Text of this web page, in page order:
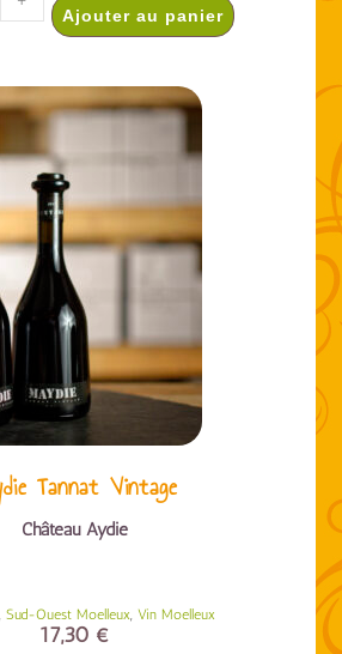
Ajouter au panier
Tannat Vintage
Château Aydie
, Sud-Ouest Moelleux, Vin Moelleux
17,30 €